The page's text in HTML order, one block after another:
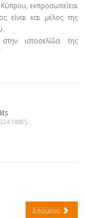
εκπροσωπείται
είναι και μέλος της
ιστοσελίδα της
TIMES
Επόμενο